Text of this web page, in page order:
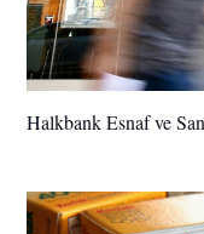
Halkbank Esnaf ve